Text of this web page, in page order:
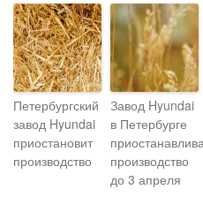
Петербургский
завод Hyundai
приостановит
производство
Завод Hyundai
в Петербурге
производство
до 3 апреля